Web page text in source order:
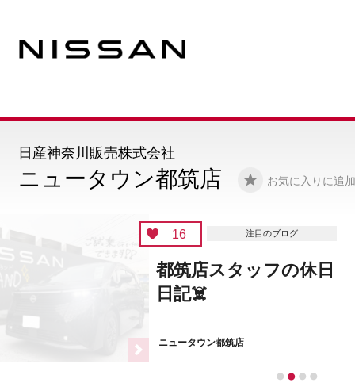
ニュータウン都筑店 お気に入りに追加
日産神奈川販売株式会社
注目のブログ
都筑店スタッフの休日
ニュータウン都筑店